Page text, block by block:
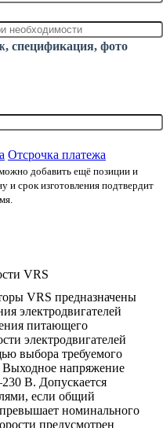
спецификация, фото
Отсрочка платежа
добавить ещё позиции и
и срок изготовления подтвердит
VRS
VRS предназначены
электродвигателей
питающего
электродвигателей
выбора требуемого
Выходное напряжение
В. Допускается
если общий
номинального
предусмотрен